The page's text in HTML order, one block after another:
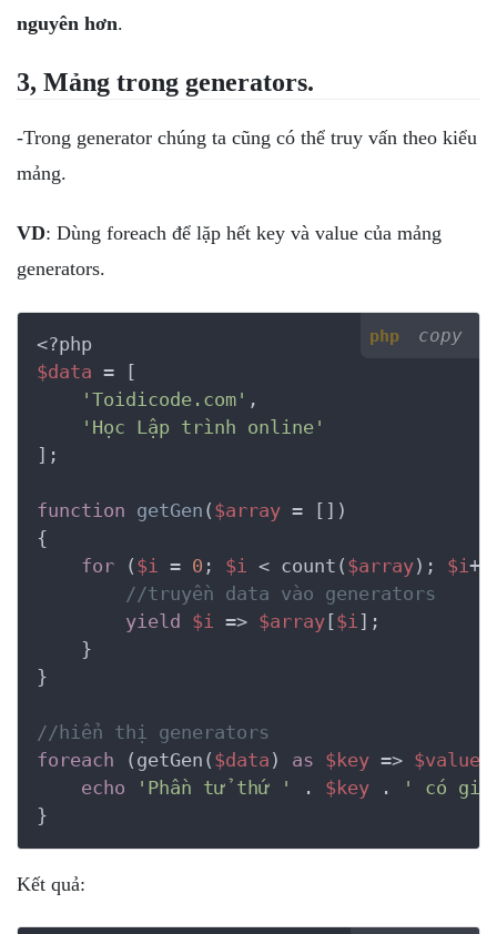
nguyên hơn.
3, Mảng trong generators.
-Trong generator chúng ta cũng có thể truy vấn theo kiểu
mảng.
VD: Dùng foreach để lặp hết key và value của mảng
generators.
php copy
<?php
$data = [
'Toidicode.com' ,
'Học Lập trình online'
];
function getGen ( $array = [])
{
for ( $i = 0 ; $i < count( $array); $i
//truyền data vào generators
yield
$i => $array[$i ];
    }
}
//hiển thị generators
foreach (getGen( $data ) as $key => $value
echo
'Phần tử thứ ' . $key .
' có
}
Kết quả: